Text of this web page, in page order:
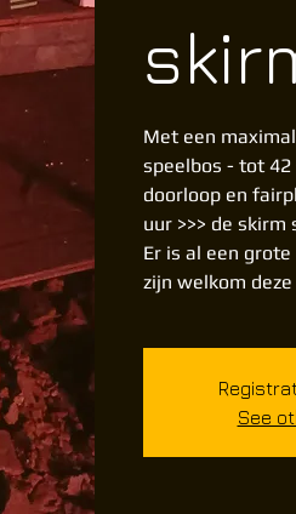
Met een
speelbos - tot 42
doorloop en
uur >>> de
Er is al een
zijn welkom deze
See